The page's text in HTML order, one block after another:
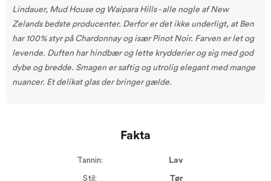
Lindauer, Mud House og Waipara Hills - alle nogle af New
Zelands bedste producenter. Derfor er det ikke underligt, at Ben
har 100% styr på Chardonnay og især Pinot Noir. Farven er let og
levende. Duften har hindbær og lette krydderier og sig med god
dybe og bredde. Smagen er saftig og utrolig elegant med mange
nuancer. Et delikat glas der bringer gælde.
Fakta
Tannin: Lav
Stil: Tør